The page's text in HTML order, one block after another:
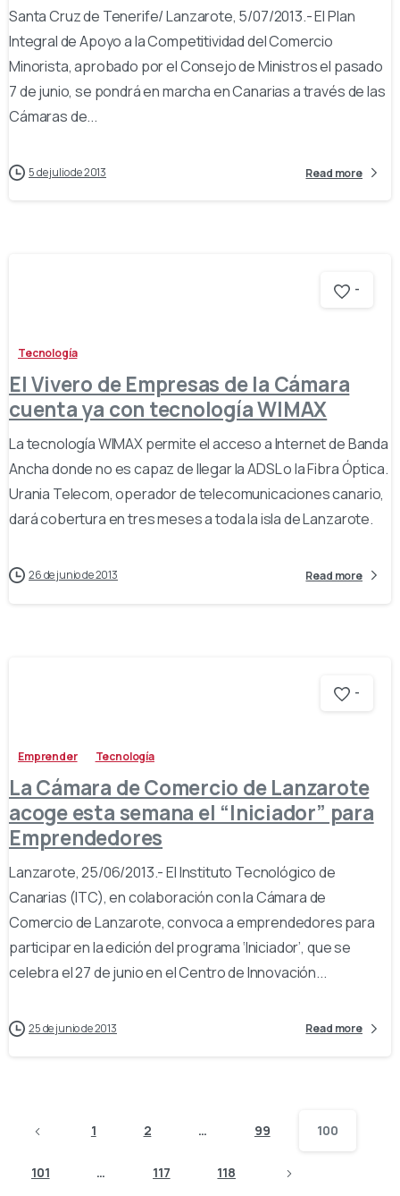
Santa Cruz de Tenerife/ Lanzarote, 5/07/2013.- El Plan
Integral de Apoyo a la Competitividad del Comercio
Minorista, aprobado por el Consejo de Ministros el pasado
7 de junio, se pondrá en marcha en Canarias a través de las
Cámaras de...
5 de julio de 2013 Read more
-
Tecnología
El Vivero de Empresas de la Cámara
cuenta ya con tecnología WIMAX
La tecnología WIMAX permite el acceso a Internet de Banda
Ancha donde no es capaz de llegar la ADSL o la Fibra Óptica.
Urania Telecom, operador de telecomunicaciones canario,
dará cobertura en tres meses a toda la isla de Lanzarote.
26 de junio de 2013 Read more
-
Emprender Tecnología
La Cámara de Comercio de Lanzarote
acoge esta semana el “Iniciador” para
Emprendedores
Lanzarote, 25/06/2013.- El Instituto Tecnológico de
Canarias (ITC), en colaboración con la Cámara de
Comercio de Lanzarote, convoca a emprendedores para
participar en la edición del programa ‘Iniciador’, que se
celebra el 27 de junio en el Centro de Innovación...
25 de junio de 2013 Read more
1 2 … 99 100
101 … 117 118